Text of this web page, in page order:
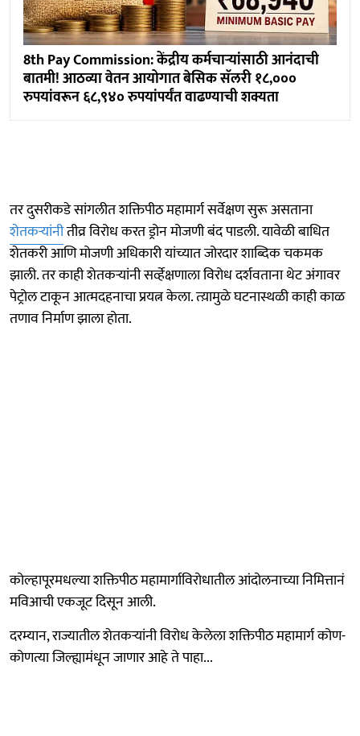
8th Pay Commission: केंद्रीय कर्मचाऱ्यांसाठी आनंदाची
बातमी! आठव्या वेतन आयोगात बेसिक सॅलरी १८,०००
रुपयांवरून ६८,९४० रुपयांपर्यंत वाढण्याची शक्यता
तर दुसरीकडे सांगलीत शक्तिपीठ महामार्ग सर्वेक्षण सुरू असताना
शेतकऱ्यांनीतीव्र विरोध करत ड्रोन मोजणी बंद पाडली. यावेळी बाधित
शेतकरी आणि मोजणी अधिकारी यांच्यात जोरदार शाब्दिक चकमक
झाली. तर काही शेतकऱ्यांनी सर्व्हेक्षणाला विरोध दर्शवताना थेट अंगावर
पेट्रोल टाकून आत्मदहनाचा प्रयत्न केला. त्य़ामुळे घटनास्थळी काही काळ
तणाव निर्माण झाला होता.
कोल्हापूरमधल्या शक्तिपीठ महामार्गाविरोधातील आंदोलनाच्या निमित्तानं
मविआची एकजूट दिसून आली.
दरम्यान, राज्यातील शेतकऱ्यांनी विरोध केलेला शक्तिपीठ महामार्ग कोण-
कोणत्या जिल्ह्यामंधून जाणार आहे ते पाहा...